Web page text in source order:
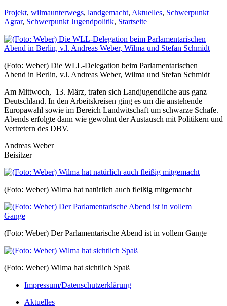
Projekt, wilmaunterwegs, landgemacht, Aktuelles, Schwerpunkt
Agrar, Schwerpunkt Jugendpolitik, Startseite
(Foto: Weber) Die WLL-Delegation beim Parlamentarischen
Abend in Berlin, v.l. Andreas Weber, Wilma und Stefan Schmidt
Am Mittwoch, 13. März, trafen sich Landjugendliche aus ganz
Deutschland. In den Arbeitskreisen ging es um die anstehende
Europawahl sowie im Bereich Landwitschaft um schwarze Schafe.
Abends erfolgte dann wie gewohnt der Austausch mit Politikern und
Vertretern des DBV.
Andreas Weber
Beisitzer
(Foto: Weber) Wilma hat natürlich auch fleißig mitgemacht
(Foto: Weber) Der Parlamentarische Abend ist in vollem Gange
(Foto: Weber) Wilma hat sichtlich Spaß
Impressum/Datenschutzerklärung
Aktuelles